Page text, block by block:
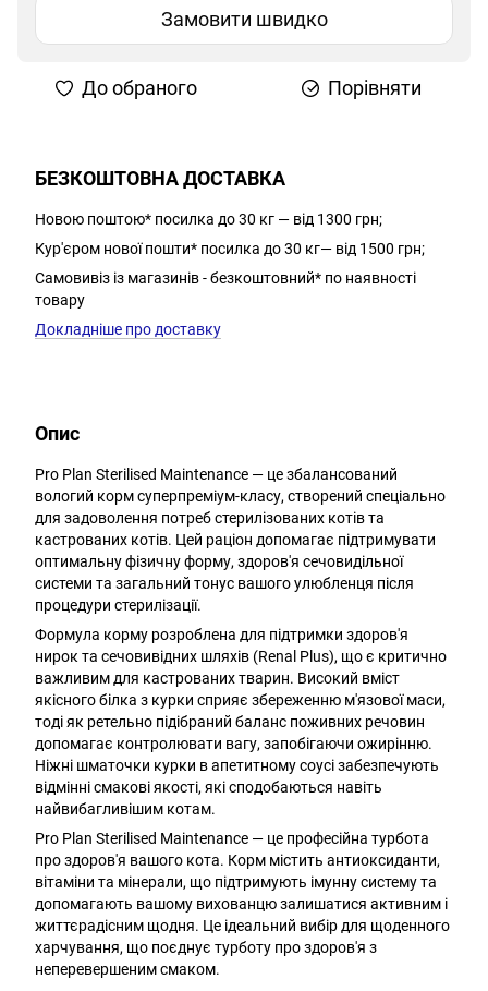
Замовити швидко
До обраного Порівняти
БЕЗКОШТОВНА ДОСТАВКА
Новою поштою* посилка до 30 кг — від 1300 грн;
Кур'єром нової пошти* посилка до 30 кг— від 1500 грн;
Самовивіз із магазинів - безкоштовний* по наявності
товару
Докладніше про доставку
Опис
Pro Plan Sterilised Maintenance — це збалансований
вологий корм суперпреміум-класу, створений спеціально
для задоволення потреб стерилізованих котів та
кастрованих котів. Цей раціон допомагає підтримувати
оптимальну фізичну форму, здоров'я сечовидільної
системи та загальний тонус вашого улюбленця після
процедури стерилізації.
Формула корму розроблена для підтримки здоров'я
нирок та сечовивідних шляхів (Renal Plus), що є критично
важливим для кастрованих тварин. Високий вміст
якісного білка з курки сприяє збереженню м'язової маси,
тоді як ретельно підібраний баланс поживних речовин
допомагає контролювати вагу, запобігаючи ожирінню.
Ніжні шматочки курки в апетитному соусі забезпечують
відмінні смакові якості, які сподобаються навіть
найвибагливішим котам.
Pro Plan Sterilised Maintenance — це професійна турбота
про здоров'я вашого кота. Корм містить антиоксиданти,
вітаміни та мінерали, що підтримують імунну систему та
допомагають вашому вихованцю залишатися активним і
життєрадісним щодня. Це ідеальний вибір для щоденного
харчування, що поєднує турботу про здоров'я з
неперевершеним смаком.